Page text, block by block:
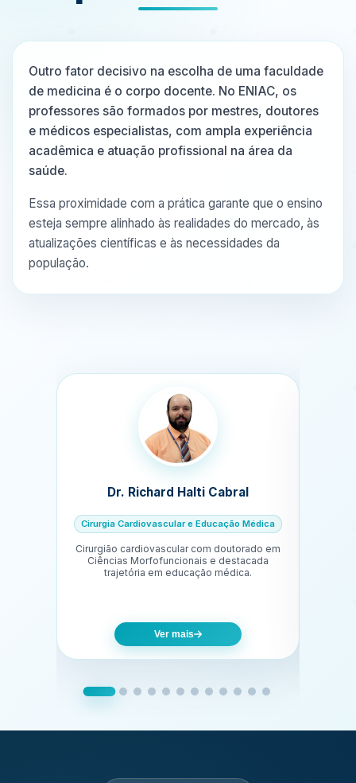
Outro fator decisivo na escolha de uma faculdade
de medicina é o corpo docente. No ENIAC, os
professores são formados por mestres, doutores
e médicos especialistas, com ampla experiência
acadêmica e atuação profissional na área da
saúde.
Essa proximidade com a prática garante que o ensino
esteja sempre alinhado às realidades do mercado, às
atualizações científicas e às necessidades da
população.
Dr. Richard Halti Cabral
Cirurgia Cardiovascular e Educação Médica
Cirurgião cardiovascular com doutorado em
Ciências Morfofuncionais e destacada
trajetória em educação médica.
Ver mais